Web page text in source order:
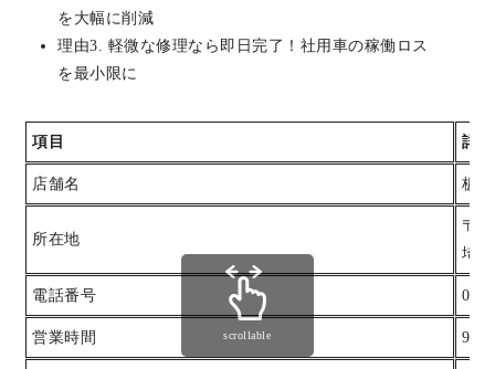
を大幅に削減
理由3. 軽微な修理なら即日完了！社用車の稼働ロス
を最小限に
項目 詳細
店舗名 板
所在地
〒
埼
電話番号
営業時間 9:00
scrollable